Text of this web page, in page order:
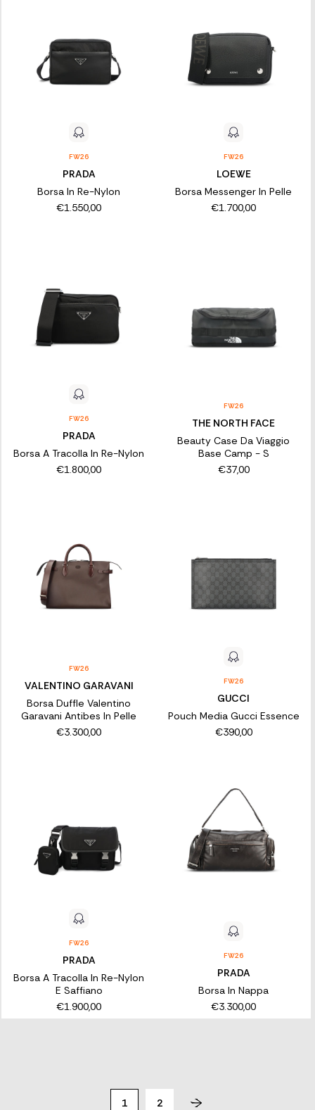
FW26
PRADA
Borsa In Re-Nylon
€1.550,00
FW26
LOEWE
Borsa Messenger In Pelle
€1.700,00
FW26
PRADA
Borsa A Tracolla In Re-Nylon
€1.800,00
FW26
THE NORTH FACE
Beauty Case Da Viaggio
Base Camp - S
€37,00
FW26
VALENTINO GARAVANI
Borsa Duffle Valentino
Garavani Antibes In Pelle
€3.300,00
FW26
GUCCI
Pouch Media Gucci Essence
€390,00
FW26
PRADA
Borsa A Tracolla In Re-Nylon
E Saffiano
€1.900,00
FW26
PRADA
Borsa In Nappa
€3.300,00
1 2